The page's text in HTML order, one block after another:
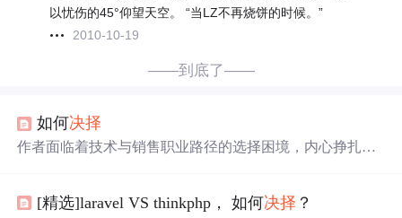
以忧伤的45°仰望天空。 “当LZ不再烧饼的时候。”
2010-10-19
——到底了——
如何决择
作者面临着技术与销售职业路径的选择困境，内心挣扎于
[精选]laravel VS thinkphp， 如何决择 ？